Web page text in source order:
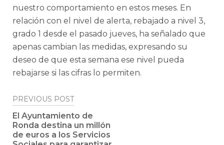
nuestro comportamiento en estos meses. En
relación con el nivel de alerta, rebajado a nivel 3,
grado 1 desde el pasado jueves, ha señalado que
apenas cambian las medidas, expresando su
deseo de que esta semana ese nivel pueda
rebajarse si las cifras lo permiten.
Post
navigation
PREVIOUS POST
El Ayuntamiento de
Ronda destina un millón
de euros a los Servicios